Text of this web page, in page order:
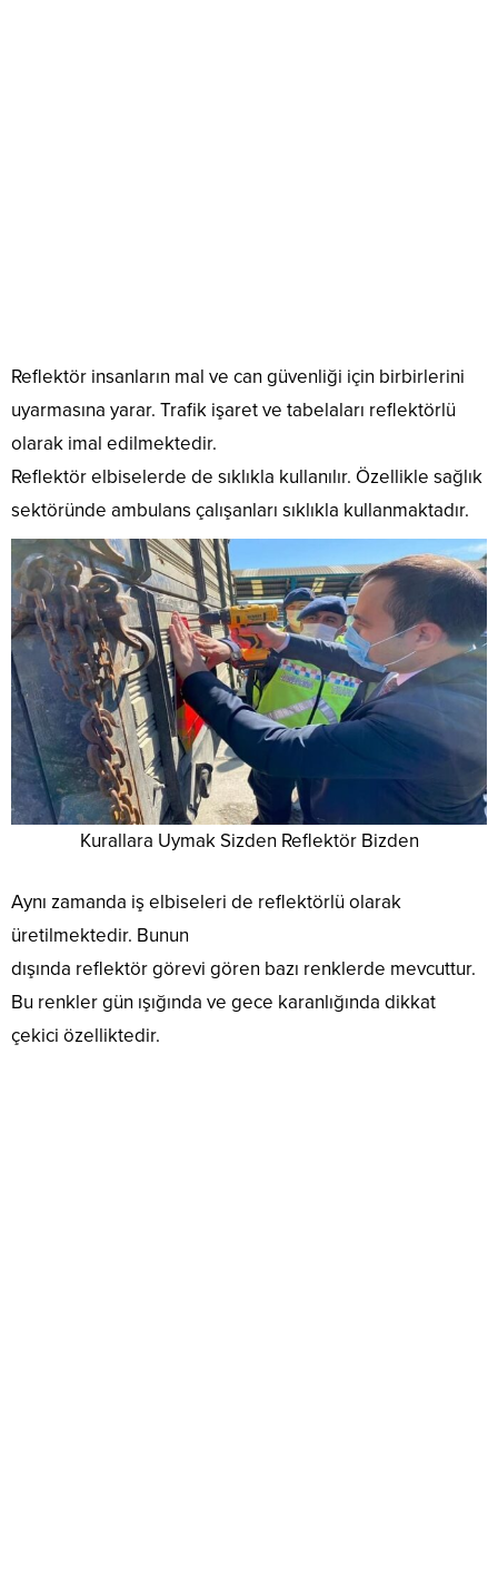
Reflektör insanların mal ve can güvenliği için birbirlerini
uyarmasına yarar. Trafik işaret ve tabelaları reflektörlü
olarak imal edilmektedir.
Reflektör elbiselerde de sıklıkla kullanılır. Özellikle sağlık
sektöründe ambulans çalışanları sıklıkla kullanmaktadır.
Kurallara Uymak Sizden Reflektör Bizden
Aynı zamanda iş elbiseleri de reflektörlü olarak
üretilmektedir. Bunun
dışında reflektör görevi gören bazı renklerde mevcuttur.
Bu renkler gün ışığında ve gece karanlığında dikkat
çekici özelliktedir.